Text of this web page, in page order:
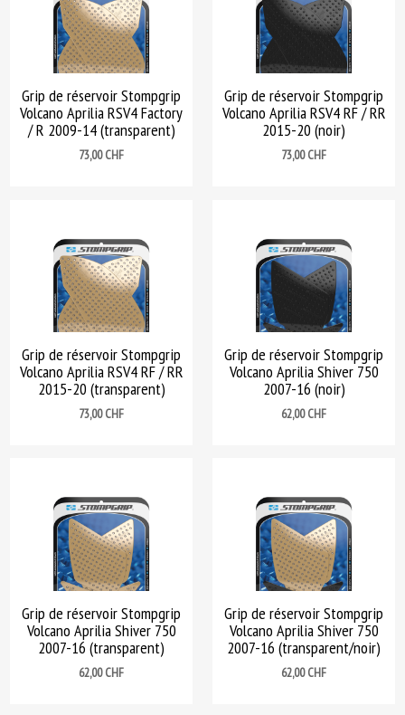
Grip de réservoir Stompgrip
Volcano Aprilia RSV4 Factory
/ R 2009-14 (transparent)
Prix
73,00 CHF
Grip de réservoir Stompgrip
Volcano Aprilia RSV4 RF / RR
2015-20 (noir)
Prix
73,00 CHF
Grip de réservoir Stompgrip
Volcano Aprilia RSV4 RF / RR
2015-20 (transparent)
Prix
73,00 CHF
Grip de réservoir Stompgrip
Volcano Aprilia Shiver 750
2007-16 (noir)
Prix
62,00 CHF
Grip de réservoir Stompgrip
Volcano Aprilia Shiver 750
2007-16 (transparent)
Prix
62,00 CHF
Grip de réservoir Stompgrip
Volcano Aprilia Shiver 750
2007-16 (transparent/noir)
Prix
62,00 CHF